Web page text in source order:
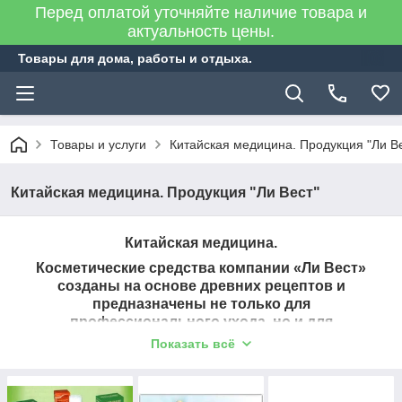
Перед оплатой уточняйте наличие товара и
актуальность цены.
Товары для дома, работы и отдыха.
Товары и услуги Китайская медицина. Продукция "Ли
Китайская медицина. Продукция "Ли Вест"
Китайская медицина.
Косметические средства компании «Ли Вест»
созданы на основе древних рецептов и
предназначены не только для
профессионального ухода, но и для
самостоятельного использования в домашних
Так же есть огромный выбор товаров для
Показать всё